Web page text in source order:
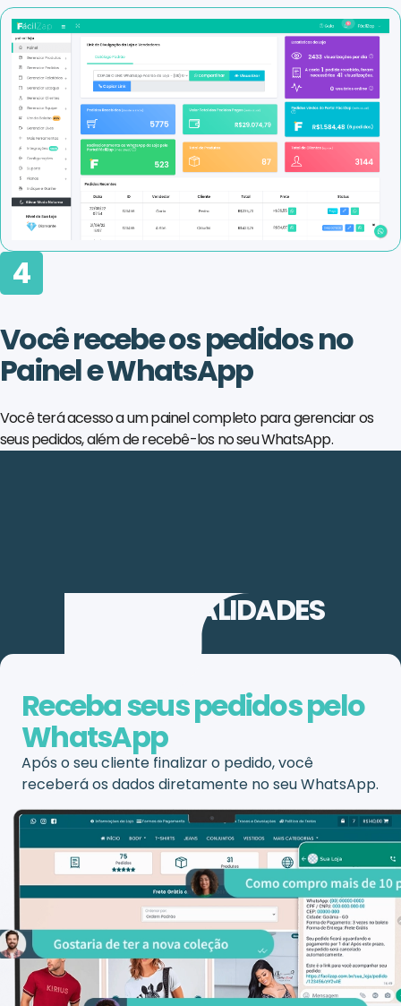
4
Você recebe os pedidos no
Painel e WhatsApp
Você terá acesso a um painel completo para gerenciar os
seus pedidos, além de recebê-los no seu WhatsApp.
FUNCIONALIDADES
Receba seus pedidos pelo
WhatsApp
Após o seu cliente finalizar o pedido, você
receberá os dados diretamente no seu WhatsApp.